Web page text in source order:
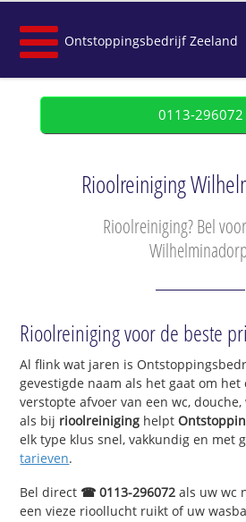
Ontstoppingsbedrijf Zeeland
0113-296072
Rioolreiniging
Rioolreiniging? Bel
Wilhelminadorp
Rioolreiniging voor de beste
Al flink wat jaren is
gevestigde naam als het gaat om het
verstopte afvoer van een wc,
als bij rioolreiniging helpt
elk type klus snel, vakkundig en met
tarieven.
Bel direct ☎ 0113-296072 als uw wc
een vieze rioollucht ruikt of uw